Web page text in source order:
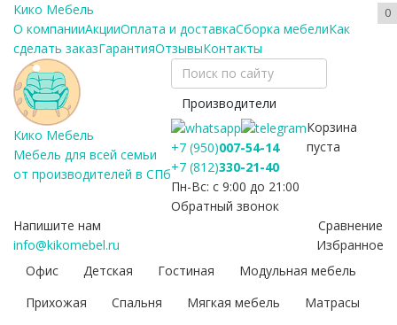
Кико Мебель 0
О компанииАкцииОплата и доставкаСборка мебелиКак
сделать заказГарантияОтзывыКонтакты
Кико Мебель
Мебель для всей семьи
от производителей в СПб
Производители
+7 (950)007-54-14
+7 (812)330-21-40
Пн-Вс: с 9:00 до 21:00
Обратный звонок
Напишите нам
info@kikomebel.ru
Сравнение
Избранное
Корзина
пуста
Офис Детская Гостиная
Модульная мебель
Прихожая
Спальня Мягкая мебель
Матрасы